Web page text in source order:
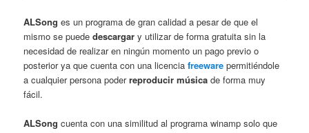
ALSong es un programa de gran calidad a pesar de que el
mismo se puededescargar y utilizar de forma gratuita sin la
necesidad de realizar en ningún momento un pago previo o
posterior ya que cuenta con una licenciafreeware permitiéndole
a cualquier persona poderreproducir música de forma muy
fácil.
ALSongcuenta con una similitud al programa winamp solo que